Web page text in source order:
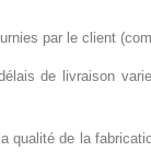
par le client
de livraison
qualité de la